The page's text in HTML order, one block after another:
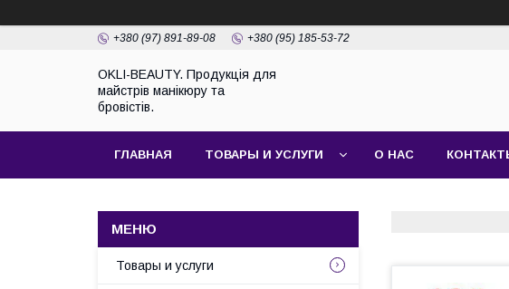
+380 (97) 891-89-08 +380 (95) 185-53-72
OKLI-BEAUTY. Продукція для
майстрів манікюру та
бровістів.
ГЛАВНАЯ ТОВАРЫ И УСЛУГИ О НАС
Товары и услуги